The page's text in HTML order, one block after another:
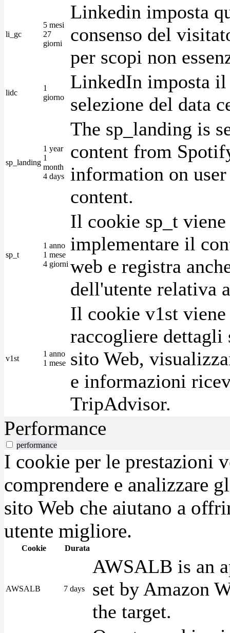
li_gc
5 mesi
27
giorni
Linkedin imposta
consenso del
per scopi non
lidc
1
giorno
LinkedIn imposta
selezione del data
sp_landing
1 year
1
month
4 days
The sp_landing is
content from
information on
content.
sp_t
1 anno
1 mese
4 giorni
Il cookie sp_t
implementare il
web e registra
dell'utente relativa
v1st
1 anno
1 mese
Il cookie v1st
raccogliere
sito Web,
e informazioni
TripAdvisor.
Performance
performance
I cookie per le prestazioni
comprendere e analizzare
sito Web che aiutano a
utente migliore.
Cookie Durata
AWSALB 7 days
AWSALB is an
set by Amazon
the target.